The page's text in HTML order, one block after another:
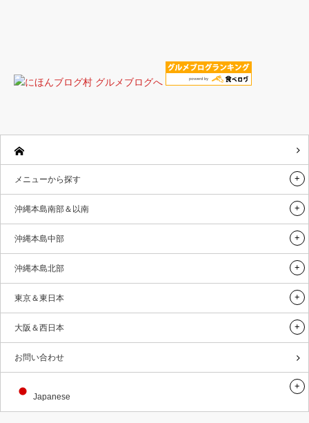
メニューから探す
沖縄本島南部＆以南
沖縄本島中部
沖縄本島北部
東京＆東日本
大阪＆西日本
お問い合わせ
Japanese